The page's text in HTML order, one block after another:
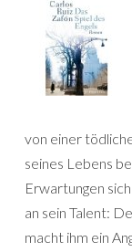
von einer
seines Lebens
Erwartungen
an sein Talent:
macht ihm ein